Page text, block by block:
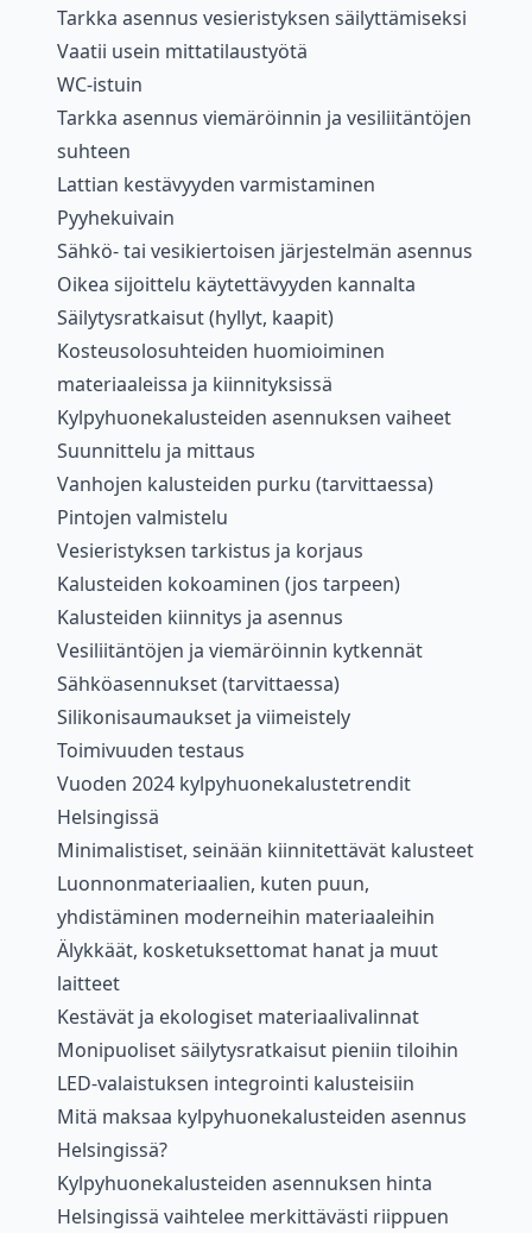
Tarkka asennus vesieristyksen säilyttämiseksi
Vaatii usein mittatilaustyötä
WC-istuin
Tarkka asennus viemäröinnin ja vesiliitäntöjen
suhteen
Lattian kestävyyden varmistaminen
Pyyhekuivain
Sähkö- tai vesikiertoisen järjestelmän asennus
Oikea sijoittelu käytettävyyden kannalta
Säilytysratkaisut (hyllyt, kaapit)
Kosteusolosuhteiden huomioiminen
materiaaleissa ja kiinnityksissä
Kylpyhuonekalusteiden asennuksen vaiheet
Suunnittelu ja mittaus
Vanhojen kalusteiden purku (tarvittaessa)
Pintojen valmistelu
Vesieristyksen tarkistus ja korjaus
Kalusteiden kokoaminen (jos tarpeen)
Kalusteiden kiinnitys ja asennus
Vesiliitäntöjen ja viemäröinnin kytkennät
Sähköasennukset (tarvittaessa)
Silikonisaumaukset ja viimeistely
Toimivuuden testaus
Vuoden 2024 kylpyhuonekalustetrendit
Helsingissä
Minimalistiset, seinään kiinnitettävät kalusteet
Luonnonmateriaalien, kuten puun,
yhdistäminen moderneihin materiaaleihin
Älykkäät, kosketuksettomat hanat ja muut
laitteet
Kestävät ja ekologiset materiaalivalinnat
Monipuoliset säilytysratkaisut pieniin tiloihin
LED-valaistuksen integrointi kalusteisiin
Mitä maksaa kylpyhuonekalusteiden asennus
Helsingissä?
Kylpyhuonekalusteiden asennuksen hinta
Helsingissä vaihtelee merkittävästi riippuen